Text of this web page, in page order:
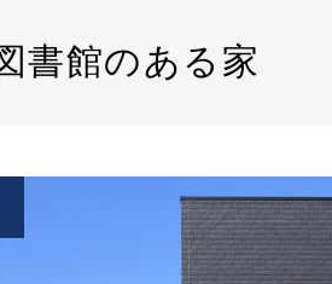
書館のある家